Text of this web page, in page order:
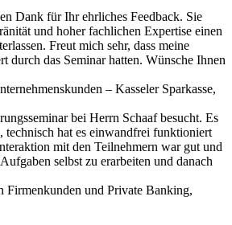
Dank für Ihr ehrliches Feedback. Sie
und hoher fachlichen Expertise einen
Freut mich sehr, dass meine
durch das Seminar hatten. Wünsche Ihnen
– Kasseler Sparkasse,
bei Herrn Schaaf besucht. Es
technisch hat es einwandfrei funktioniert
mit den Teilnehmern war gut und
selbst zu erarbeiten und danach
Firmenkunden und Private Banking,